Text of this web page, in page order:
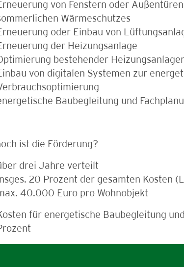
von Fenstern oder
Wärmeschutzes
oder Einbau von
der Heizungsanlage
bestehender
von digitalen Systemen zur
Baubegleitung und
ist die Förderung?
drei Jahre verteilt
20 Prozent der gesamten Kosten
40.000 Euro pro Wohnobjekt
für energetische Baubegleitung